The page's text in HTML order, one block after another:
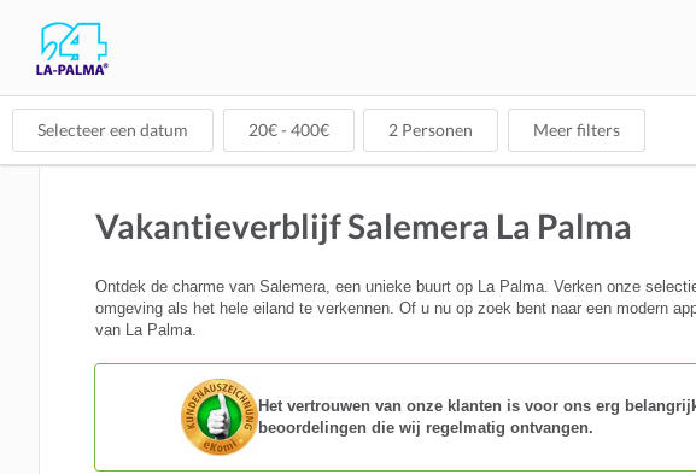
Selecteer een datum 20€ - 400€ 2 Personen Meer filters
Vakantieverblijf Salemera La Palma
Ontdek de charme van Salemera, een unieke buurt op La Palma. Verken onze
omgeving als het hele eiland te verkennen. Of u nu op zoek bent naar een modern
van La Palma.
Het vertrouwen van onze klanten is voor ons erg
beoordelingen die wij regelmatig ontvangen.